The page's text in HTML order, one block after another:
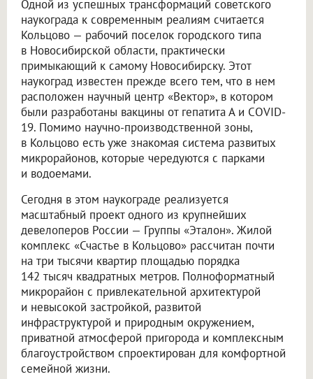
Одной из успешных трансформаций советского
наукограда к современным реалиям считается
Кольцово — рабочий поселок городского типа
в Новосибирской области, практически
примыкающий к самому Новосибирску. Этот
наукоград известен прежде всего тем, что в нем
расположен научный центр «Вектор», в котором
были разработаны вакцины от гепатита А и COVID-
19. Помимо научно-производственной зоны,
в Кольцово есть уже знакомая система развитых
микрорайонов, которые чередуются с парками
и водоемами.
Сегодня в этом наукограде реализуется
масштабный проект одного из крупнейших
девелоперов России — Группы «Эталон». Жилой
комплекс «Счастье в Кольцово» рассчитан почти
на три тысячи квартир площадью порядка
142 тысяч квадратных метров. Полноформатный
микрорайон с привлекательной архитектурой
и невысокой застройкой, развитой
инфраструктурой и природным окружением,
приватной атмосферой пригорода и комплексным
благоустройством спроектирован для комфортной
семейной жизни.